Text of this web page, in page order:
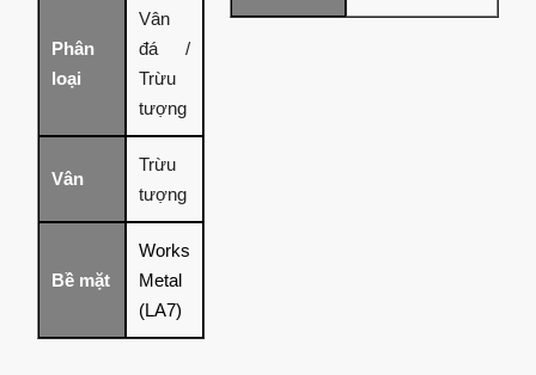
Phân
loại
Vân
đá /
Trừu
tượng
Vân
Trừu
tượng
Bề mặt
Works
Metal
(LA7)